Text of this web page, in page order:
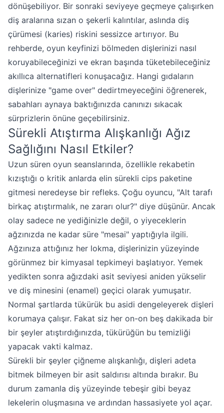
dönüşebiliyor. Bir sonraki seviyeye geçmeye çalışırken
diş aralarına sızan o şekerli kalıntılar, aslında diş
çürümesi (karies) riskini sessizce artırıyor. Bu
rehberde, oyun keyfinizi bölmeden dişlerinizi nasıl
koruyabileceğinizi ve ekran başında tüketebileceğiniz
akıllıca alternatifleri konuşacağız. Hangi gıdaların
dişlerinize "game over" dedirtmeyeceğini öğrenerek,
sabahları aynaya baktığınızda canınızı sıkacak
sürprizlerin önüne geçebilirsiniz.
Sürekli Atıştırma Alışkanlığı Ağız
Sağlığını Nasıl Etkiler?
Uzun süren oyun seanslarında, özellikle rekabetin
kızıştığı o kritik anlarda elin sürekli cips paketine
gitmesi neredeyse bir refleks. Çoğu oyuncu, "Alt tarafı
birkaç atıştırmalık, ne zararı olur?" diye düşünür. Ancak
olay sadece ne yediğinizle değil, o yiyeceklerin
ağzınızda ne kadar süre "mesai" yaptığıyla ilgili.
Ağzınıza attığınız her lokma, dişlerinizin yüzeyinde
görünmez bir kimyasal tepkimeyi başlatıyor. Yemek
yedikten sonra ağızdaki asit seviyesi aniden yükselir
ve diş minesini (enamel) geçici olarak yumuşatır.
Normal şartlarda tükürük bu asidi dengeleyerek dişleri
korumaya çalışır. Fakat siz her on-on beş dakikada bir
bir şeyler atıştırdığınızda, tükürüğün bu temizliği
yapacak vakti kalmaz.
Sürekli bir şeyler çiğneme alışkanlığı, dişleri adeta
bitmek bilmeyen bir asit saldırısı altında bırakır. Bu
durum zamanla diş yüzeyinde tebeşir gibi beyaz
lekelerin oluşmasına ve ardından hassasiyete yol açar.